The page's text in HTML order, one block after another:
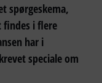
spørgeskema,
i flere
har i
speciale om